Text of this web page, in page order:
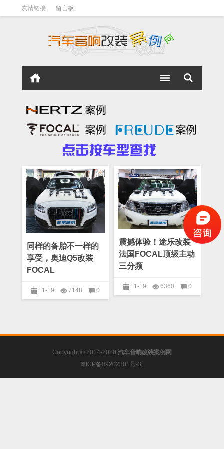
友情链接 留言板
同样的备胎不一样的
享受，奥迪Q5改装
FOCAL
11-19 7148
0
震撼体验！途乐改装
法国FOCAL顶级主动
三分频
11-19 6360
0
Copyright © 2014-2020 汽车音响改装案例网
粤ICP备09202301号-3 .